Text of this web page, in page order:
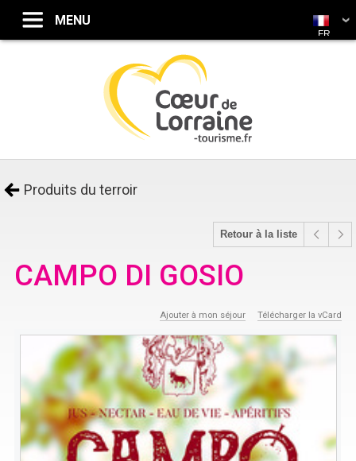
Produits du terroir
Retour à la liste
CAMPO DI GOSIO
Ajouter à mon séjour Télécharger la vCard
FR